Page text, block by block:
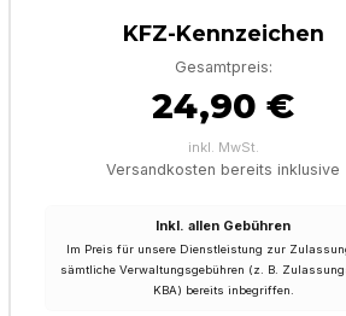
KFZ-Kennzeichen
Gesamtpreis:
24,90 €
inkl. MwSt.
Versandkosten bereits inklusive
Inkl. allen Gebühren
Im Preis für unsere Dienstleistung zur
sämtliche Verwaltungsgebühren (z. B.
KBA) bereits inbegriffen.